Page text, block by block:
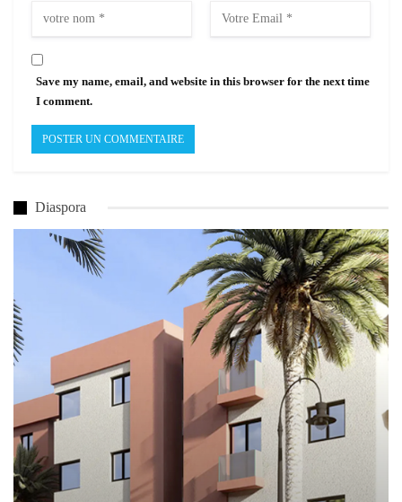
Save my name, email, and website in this browser for the next time
I comment.
Diaspora